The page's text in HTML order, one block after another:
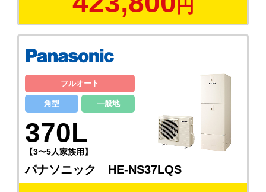
円
フルオート
角型 一般地
370L
【3〜5人家族用】
パナソニック HE-NS37LQS